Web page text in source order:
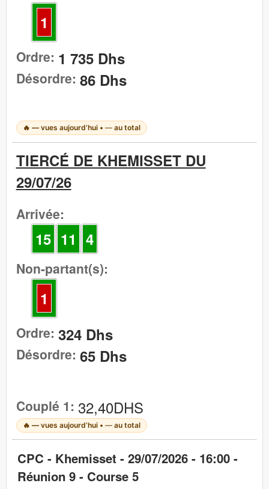
1
Ordre: 1 735 Dhs
Désordre: 86 Dhs
🔥 —vues aujourd’hui • —au total
TIERCÉ DE KHEMISSET DU
29/07/26
Arrivée:
15 11 4
Non-partant(s):
1
Ordre: 324 Dhs
Désordre: 65 Dhs
Couplé 1: 32,40DHS
🔥 —vues aujourd’hui • —au total
CPC - Khemisset - 29/07/2026 - 16:00 -
Réunion 9 - Course 5